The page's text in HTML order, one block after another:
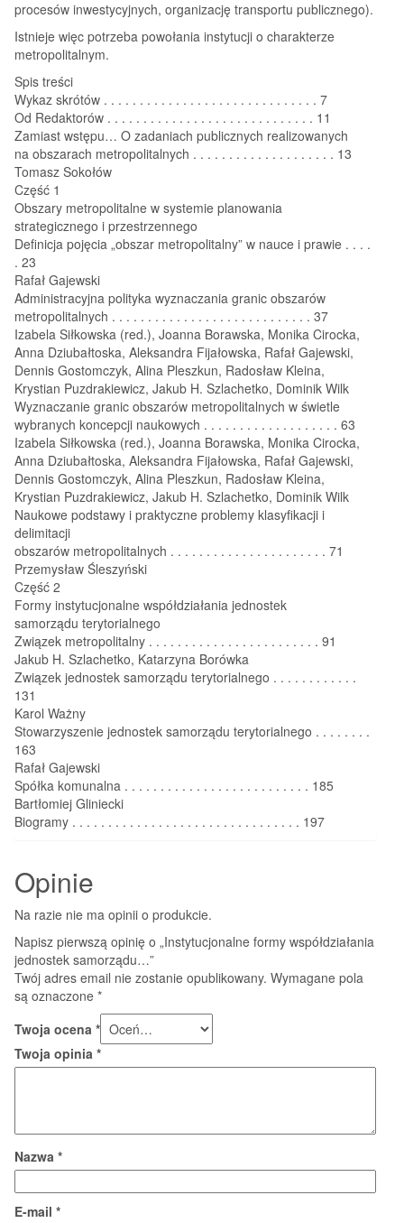
procesów inwestycyjnych, organizację transportu publicznego).
Istnieje więc potrzeba powołania instytucji o charakterze
metropolitalnym.
Spis treści
Wykaz skrótów . . . . . . . . . . . . . . . . . . . . . . . . . . . . . . 7
Od Redaktorów . . . . . . . . . . . . . . . . . . . . . . . . . . . . . 11
Zamiast wstępu… O zadaniach publicznych realizowanych
na obszarach metropolitalnych . . . . . . . . . . . . . . . . . . . . 13
Tomasz Sokołów
Część 1
Obszary metropolitalne w systemie planowania
strategicznego i przestrzennego
Definicja pojęcia „obszar metropolitalny” w nauce i prawie . . . .
. 23
Rafał Gajewski
Administracyjna polityka wyznaczania granic obszarów
metropolitalnych . . . . . . . . . . . . . . . . . . . . . . . . . . . . 37
Izabela Siłkowska (red.), Joanna Borawska, Monika Cirocka,
Anna Dziubałtoska, Aleksandra Fijałowska, Rafał Gajewski,
Dennis Gostomczyk, Alina Pleszkun, Radosław Kleina,
Krystian Puzdrakiewicz, Jakub H. Szlachetko, Dominik Wilk
Wyznaczanie granic obszarów metropolitalnych w świetle
wybranych koncepcji naukowych . . . . . . . . . . . . . . . . . . . 63
Izabela Siłkowska (red.), Joanna Borawska, Monika Cirocka,
Anna Dziubałtoska, Aleksandra Fijałowska, Rafał Gajewski,
Dennis Gostomczyk, Alina Pleszkun, Radosław Kleina,
Krystian Puzdrakiewicz, Jakub H. Szlachetko, Dominik Wilk
Naukowe podstawy i praktyczne problemy klasyfikacji i
delimitacji
obszarów metropolitalnych . . . . . . . . . . . . . . . . . . . . . . 71
Przemysław Śleszyński
Część 2
Formy instytucjonalne współdziałania jednostek
samorządu terytorialnego
Związek metropolitalny . . . . . . . . . . . . . . . . . . . . . . . . 91
Jakub H. Szlachetko, Katarzyna Borówka
Związek jednostek samorządu terytorialnego . . . . . . . . . . . .
131
Karol Ważny
Stowarzyszenie jednostek samorządu terytorialnego . . . . . . . .
163
Rafał Gajewski
Spółka komunalna . . . . . . . . . . . . . . . . . . . . . . . . . . 185
Bartłomiej Gliniecki
Biogramy . . . . . . . . . . . . . . . . . . . . . . . . . . . . . . . . 197
Opinie
Na razie nie ma opinii o produkcie.
Napisz pierwszą opinię o „Instytucjonalne formy współdziałania
jednostek samorządu…”
Twój adres email nie zostanie opublikowany. Wymagane pola
są oznaczone *
Twoja ocena *
Twoja opinia *
Nazwa *
E-mail *